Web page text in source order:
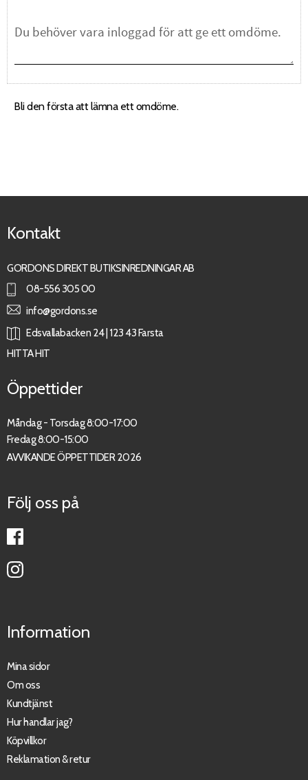
Bli den första att lämna ett omdöme.
Kontakt
GORDONS DIREKT BUTIKSINREDNINGAR AB
08-556 305 00
info@gordons.se
Edsvallabacken 24 | 123 43 Farsta
HITTA HIT
Öppettider
Måndag - Torsdag 8:00-17:00
Fredag 8:00-15:00
AVVIKANDE ÖPPETTIDER 2026
Följ oss på
Information
Mina sidor
Om oss
Kundtjänst
Hur handlar jag?
Köpvillkor
Reklamation & retur